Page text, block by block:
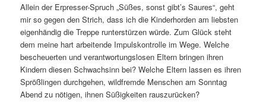
Allein der Erpresser-Spruch „Süßes, sonst gibt’s Saures“, geht
mir so gegen den Strich, dass ich die Kinderhorden am liebsten
eigenhändig die Treppe runterstürzen würde. Zum Glück steht
dem meine hart arbeitende Impulskontrolle im Wege. Welche
bescheuerten und verantwortungslosen Eltern bringen ihren
Kindern diesen Schwachsinn bei? Welche Eltern lassen es ihren
Sprößlingen durchgehen, wildfremde Menschen am Sonntag
Abend zu nötigen, ihnen Süßigkeiten rauszurücken?